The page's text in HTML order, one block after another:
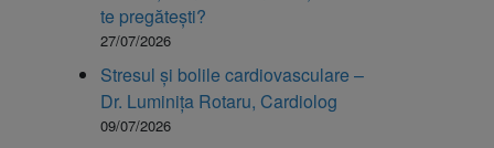
te pregătești?
27/07/2026
Stresul și bolile cardiovasculare –
Dr. Luminița Rotaru, Cardiolog
09/07/2026